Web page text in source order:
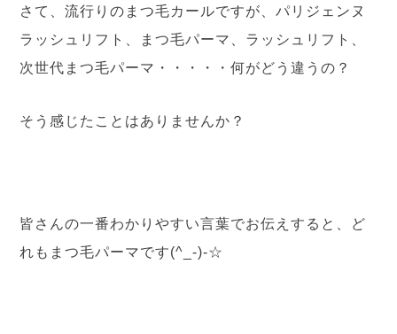
さて、流行りのまつ毛カールですが、パリジェンヌ
ラッシュリフト、まつ毛パーマ、ラッシュリフト、
次世代まつ毛パーマ・・・・・何がどう違うの？
そう感じたことはありませんか？
皆さんの一番わかりやすい言葉でお伝えすると、ど
れもまつ毛パーマです(^_-)-☆